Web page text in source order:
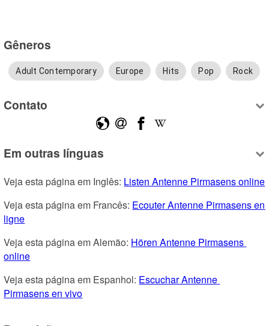
Gêneros
Adult Contemporary Europe Hits Pop Rock
Contato
Em outras línguas
Veja esta página em Inglês: Listen Antenne Pirmasens online
Veja esta página em Francês: Ecouter Antenne Pirmasens en
ligne
Veja esta página em Alemão: Hören Antenne Pirmasens
online
Veja esta página em Espanhol: Escuchar Antenne
Pirmasens en vivo